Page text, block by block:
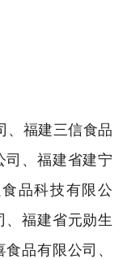
、福建三信食品
司、福建省建宁
品科技有限公
、福建省元勋生
品有限公司、